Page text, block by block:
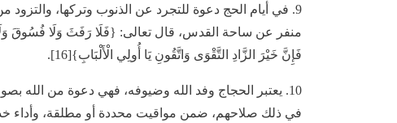
9. في أيام الحج دعوة للتجرد عن الذنوب وتركها،
منفر عن ساحة القدس، قال تعالى: {فَلَا رَفَثَ وَلَا فُسُوقَ وَلَا
فَإِنَّ خَيْرَ الزَّادِ التَّقْوَى وَاتَّقُونِ يَا أُولِي الْأَلْبَابِ}[16].
10. يعتبر الحجاج وفد الله وضيوفه، فهي دعوة من
في ذلك صلاحهم، ضمن مواقيت محددة أو مطلقة، وأداء